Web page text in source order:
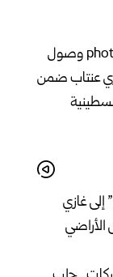
غازي
الأراضي